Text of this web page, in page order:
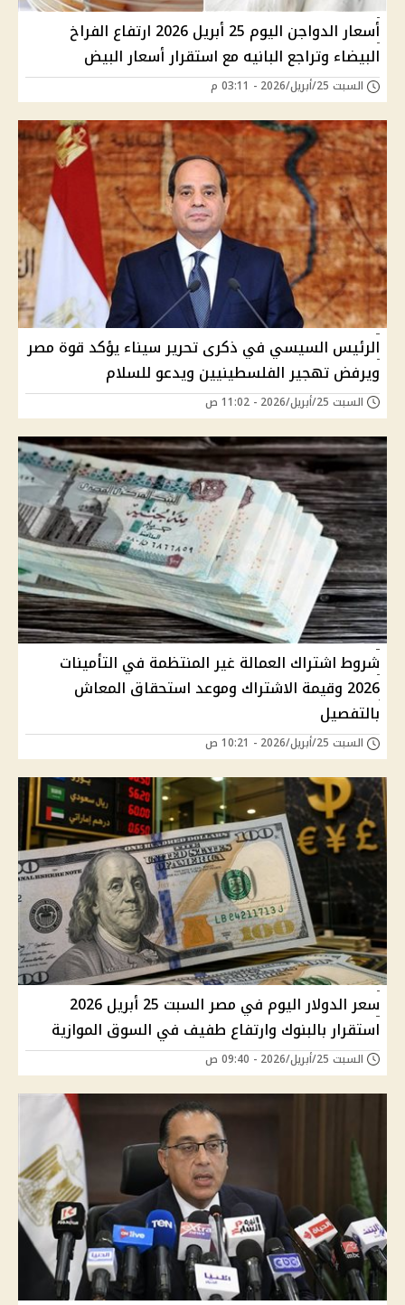
أسعار الدواجن اليوم 25 أبريل 2026 ارتفاع الفراخ
البيضاء وتراجع البانيه مع استقرار أسعار البيض
السبت 25/أبريل/2026 - 03:11 م
الرئيس السيسي في ذكرى تحرير سيناء يؤكد قوة مصر
ويرفض تهجير الفلسطينيين ويدعو للسلام
السبت 25/أبريل/2026 - 11:02 ص
شروط اشتراك العمالة غير المنتظمة في التأمينات
2026 وقيمة الاشتراك وموعد استحقاق المعاش
بالتفصيل
السبت 25/أبريل/2026 - 10:21 ص
سعر الدولار اليوم في مصر السبت 25 أبريل 2026
استقرار بالبنوك وارتفاع طفيف في السوق الموازية
السبت 25/أبريل/2026 - 09:40 ص